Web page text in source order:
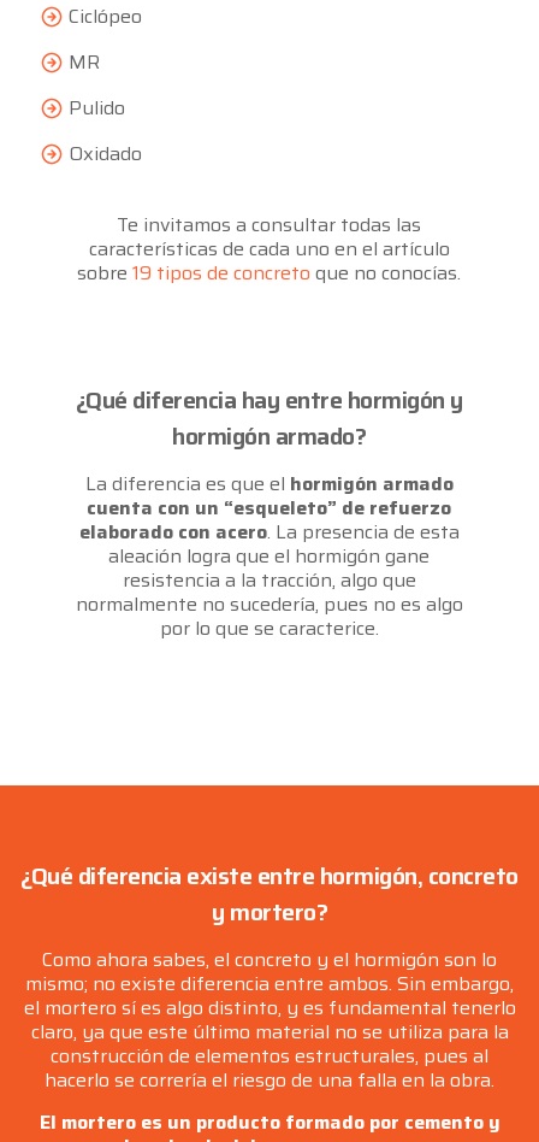
Ciclópeo
MR
Pulido
Oxidado
Te invitamos a consultar todas las
características de cada uno en el artículo
sobre19 tipos de concreto que no conocías.
¿Qué diferencia hay entre hormigón y
hormigón armado?
La diferencia es que el hormigón armado
cuenta con un “esqueleto” de refuerzo
elaborado con acero. La presencia de esta
aleación logra que el hormigón gane
resistencia a la tracción, algo que
normalmente no sucedería, pues no es algo
por lo que se caracterice.
¿Qué diferencia existe entre hormigón, concreto
y mortero?
Como ahora sabes, el concreto y el hormigón son lo
mismo; no existe diferencia entre ambos. Sin embargo,
el mortero sí es algo distinto, y es fundamental tenerlo
claro, ya que este último material no se utiliza para la
construcción de elementos estructurales, pues al
hacerlo se correría el riesgo de una falla en la obra.
El mortero es un producto formado por cemento y